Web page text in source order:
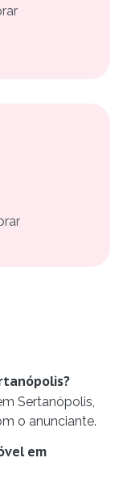
Sertanópolis,
o anunciante.
em